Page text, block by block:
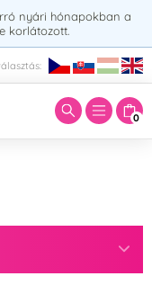
nyári hónapokban a
korlátozott.
0